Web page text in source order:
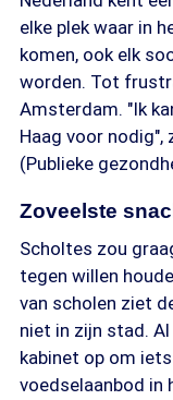
elke plek waar in
komen, ook elk
worden. Tot
Amsterdam. "Ik
Haag voor
(Publieke
Zoveelste
Scholtes zou
tegen willen
van scholen ziet
niet in zijn stad.
kabinet op om
voedselaanbod